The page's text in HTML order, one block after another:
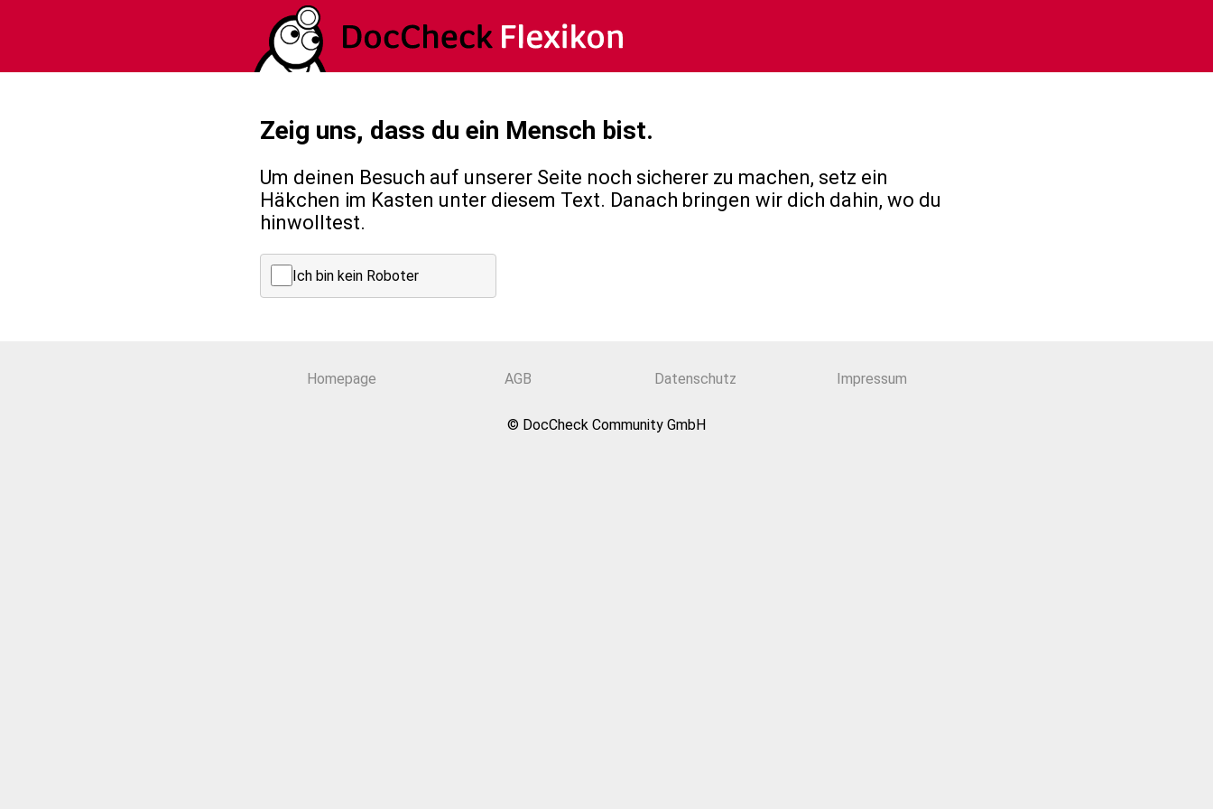
Zeig uns, dass du ein Mensch bist.
Um deinen Besuch auf unserer Seite noch sicherer zu machen, setz ein
Häkchen im Kasten unter diesem Text. Danach bringen wir dich dahin, wo du
hinwolltest.
Ich bin kein Roboter
Homepage AGB Datenschutz Impressum
© DocCheck Community GmbH